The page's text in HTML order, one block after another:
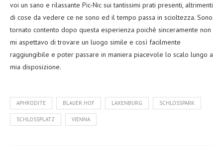
voi un sano e rilassante Pic-Nic sui tantissimi prati presenti, altrimenti
di cose da vedere ce ne sono ed il tempo passa in scioltezza. Sono
tornato contento dopo questa esperienza poichè sinceramente non
mi aspettavo di trovare un luogo simile e così facilmente
raggiungibile e poter passare in maniera piacevole lo scalo lungo a
mia disposizione.
APHRODITE BLAUER HOF LAXENBURG SCHLOSSPARK
SCHLOSSPLATZ VIENNA